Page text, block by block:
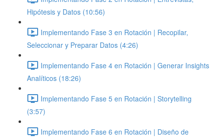
Hipótesis y Datos (10:56)
Implementando Fase 3 en Rotación | Recopilar,
Seleccionar y Preparar Datos (4:26)
Implementando Fase 4 en Rotación | Generar Insights
Analíticos (18:26)
Implementando Fase 5 en Rotación | Storytelling
(3:57)
Implementando Fase 6 en Rotación | Diseño de